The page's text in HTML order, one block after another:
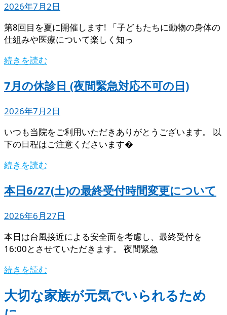
2026年7月2日
第8回目を夏に開催します! 「子どもたちに動物の身体の
仕組みや医療について楽しく知っ
続きを読む
7月の休診日 (夜間緊急対応不可の日)
2026年7月2日
いつも当院をご利用いただきありがとうございます。 以
下の日程はご注意くださいます�
続きを読む
本日6/27(土)の最終受付時間変更について
2026年6月27日
本日は台風接近による安全面を考慮し、最終受付を
16:00とさせていただきます。 夜間緊急
続きを読む
大切な家族が元気でいられるため